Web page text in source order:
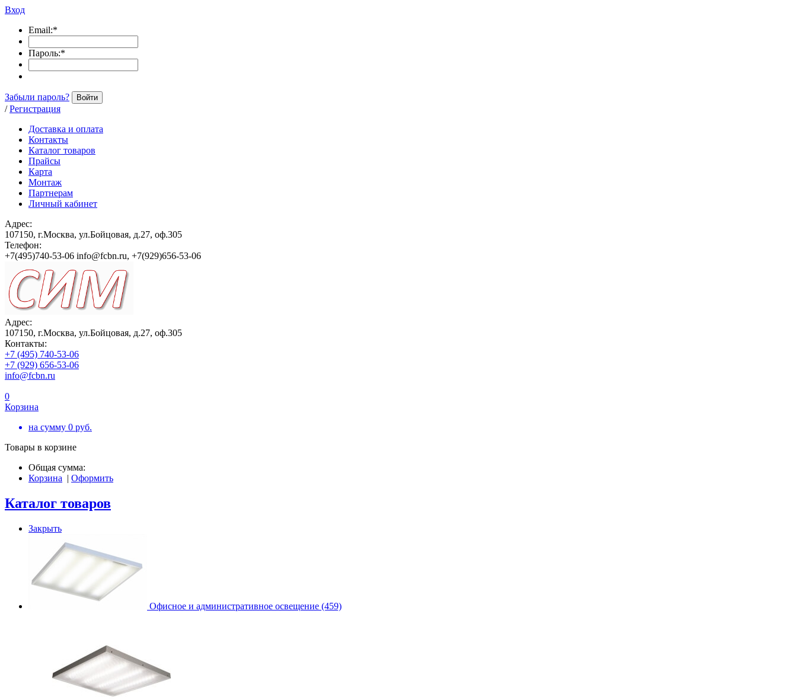
Вход
Email:*
Пароль:*
Забыли пароль? Войти
/ Регистрация
Доставка и оплата
Контакты
Каталог товаров
Прайсы
Карта
Монтаж
Партнерам
Личный кабинет
Адрес:
107150, г.Москва, ул.Бойцовая, д.27, оф.305
Телефон:
+7(495)740-53-06 info@fcbn.ru, +7(929)656-53-06
Адрес:
107150, г.Москва, ул.Бойцовая, д.27, оф.305
Контакты:
+7 (495) 740-53-06
+7 (929) 656-53-06
info@fcbn.ru
0
Корзина
на сумму 0 руб.
Товары в корзине
Общая сумма:
Корзина | Оформить
Каталог товаров
Закрыть
Офисное и административное освещение (459)